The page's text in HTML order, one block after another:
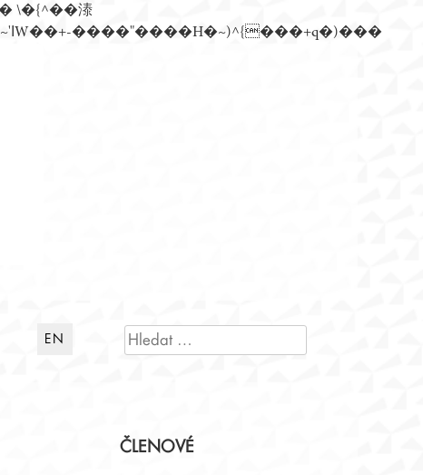
n�)���Z��)�����ڝǩ��+s�گ�0��k����+Z� \�{^���鞳����܆)]� hrW���i���朅��zƬ~'ߊW��+-����"����H�~)^{���+q�)���
EN VYHLEDÁVÁNÍ
ČLENOVÉ